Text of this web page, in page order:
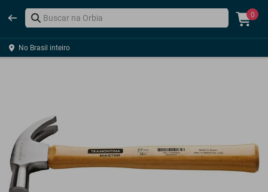
0
No Brasil inteiro